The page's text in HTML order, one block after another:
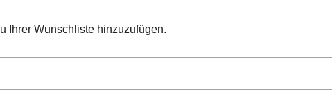
Ihrer Wunschliste hinzuzufügen.